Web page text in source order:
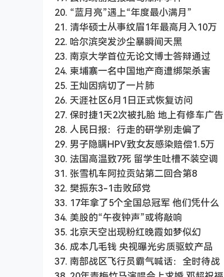
20. “蓝月亮”遇上“年度最小满月”
21. 清华硕士从事纹眉1年最高月入10万
22. 哈尔滨突发沙尘暴瞬间天黑
23. 南京大学首位无论文博士答辩通过
24. 柬埔寨一名中国地产商遭绑架杀害
25. 王灿因病切了一片肺
26. 天涯社区6月1日正式恢复访问
27. 保时捷1天2次被扎胎 地上有修车广告
28. 人民日报：行走的研学别走偏了
29. 男子隐瞒HPV致女友感染赔偿1.5万
30. 法国高温致7死 留学生吐槽不装空调
31. 张雪机车阿拉贡站第二回合第8
32. 樊振东3-1击败邱党
33. 17年拿了5个全国总冠军 他们凭什么
34. 美股的“午夜钟声”或将敲响
35. 北京天空出现粉红晚霞如梦似幻
36. 成本几毛钱 央视曝光劣质驱蚊产品
37. 南部战区飞行员霸气喊话：全时待战